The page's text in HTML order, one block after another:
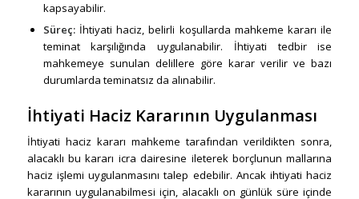
kapsayabilir.
Süreç:İhtiyati haciz, belirli koşullarda mahkeme kararı ile
teminat karşılığında uygulanabilir. İhtiyati tedbir ise
mahkemeye sunulan delillere göre karar verilir ve bazı
durumlarda teminatsız da alınabilir.
İhtiyati Haciz Kararının Uygulanması
İhtiyati haciz kararı mahkeme tarafından verildikten sonra,
alacaklı bu kararı icra dairesine ileterek borçlunun mallarına
haciz işlemi uygulanmasını talep edebilir. Ancak ihtiyati haciz
kararının uygulanabilmesi için, alacaklı on günlük süre içinde